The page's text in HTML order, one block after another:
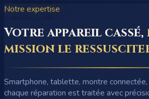
Notre expertise
Votre appareil cassé,
mission le
Smartphone, tablette, montre
chaque réparation est traitée avec